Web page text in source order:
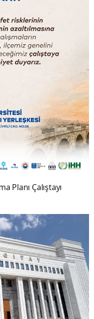
Planı Çalıştayı